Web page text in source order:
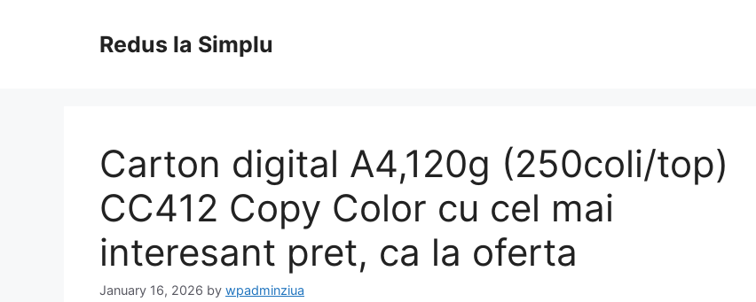
Redus la Simplu
Carton digital A4,120g (250coli/top)
CC412 Copy Color cu cel mai
interesant pret, ca la oferta
January 16, 2026 by wpadminziua